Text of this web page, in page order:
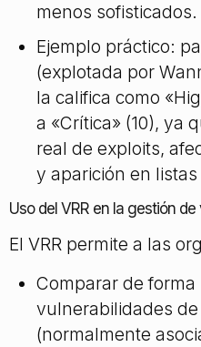
menos sofisticados.
Ejemplo práctico:
(explotada por
la califica como
a «Crítica» (10), ya
real de exploits,
y aparición en
Uso del VRR en la gestión
El VRR permite a las
Comparar de
vulnerabilidades
(normalmente